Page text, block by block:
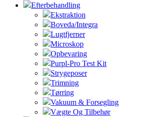
Efterbehandling
Ekstraktion
Boveda/Integra
Lugtfjerner
Microskop
Opbevaring
Purpl-Pro Test Kit
Strygeposer
Trimning
Tørring
Vakuum & Forsegling
Vægte Og Tilbehør